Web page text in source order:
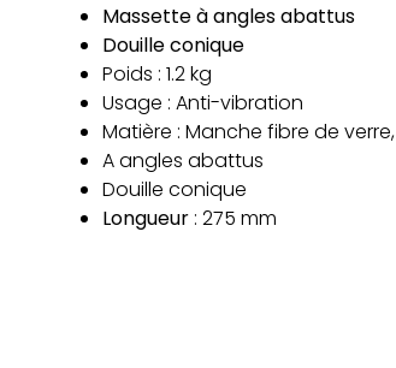
Massette à angles abattus
Douille conique
Poids : 1.2 kg
Usage : Anti-vibration
Matière : Manche fibre de verre,
A angles abattus
Douille conique
Longueur : 275 mm